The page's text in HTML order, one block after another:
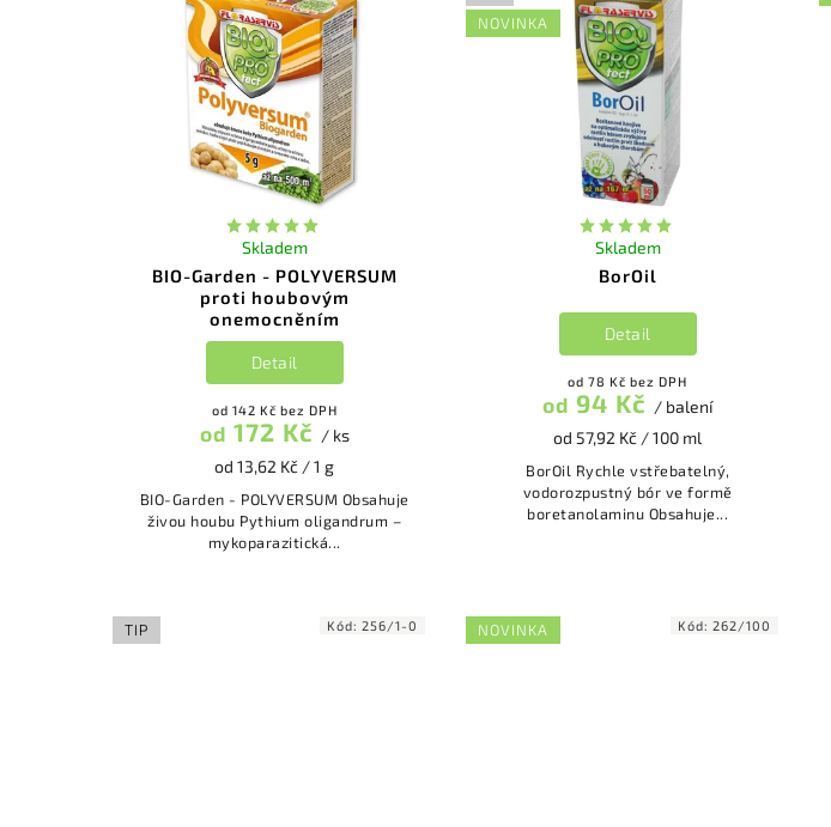
BIO-Garden - POLYVERSUM
proti houbovým
onemocněním
Skladem
od 142 Kč bez DPH
od 172 Kč / ks
od 13,62 Kč / 1 g
Detail
BIO-Garden - POLYVERSUM Obsahuje
živou houbu Pythium oligandrum –
mykoparazitická...
NOVINKA
BorOil
Skladem
od 78 Kč bez DPH
od 94 Kč / balení
od 57,92 Kč / 100 ml
Detail
BorOil Rychle vstřebatelný,
vodorozpustný bór ve formě
boretanolaminu Obsahuje...
TIP Kód:256/1-0 NOVINKA Kód:262/100